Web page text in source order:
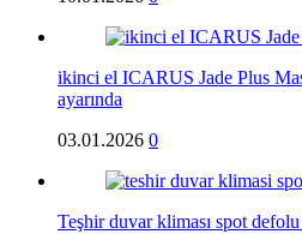
ikinci el ICARUS Jade Plus
ayarında
03.01.2026 0
Teşhir duvar kliması spot